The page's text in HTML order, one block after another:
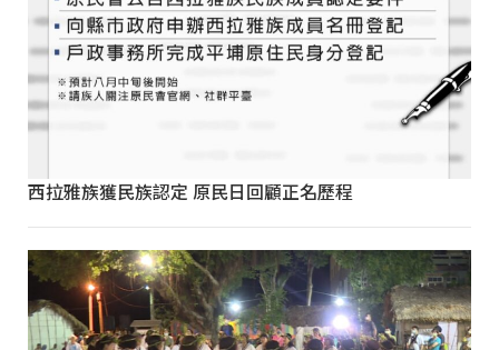
西拉雅族獲民族認定 原民日回顧正名歷程